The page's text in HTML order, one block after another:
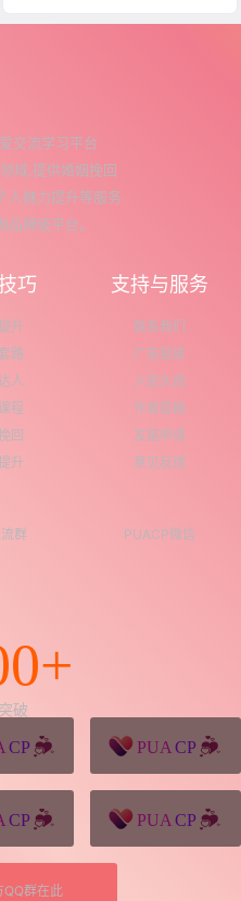
交流学习平台
域,提供婚姻挽回
人魅力提升等服务
牌级平台。
巧
升
路
人
程
回
升
支持与服务
联系我们
广告投放
入驻久视
作者投稿
友链申请
意见反馈
群 PUACP微信
破
独秀青年
一颗赛艇资源网
QQ群在此